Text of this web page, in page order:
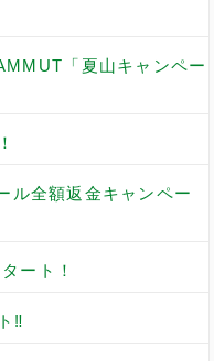
「夏山キャンペー
全額返金キャンペー
ート！
‼